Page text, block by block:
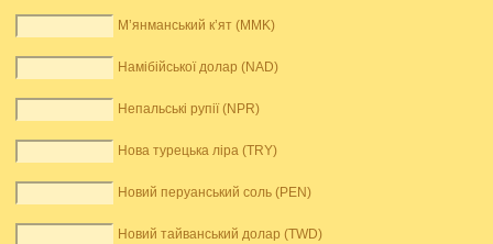
М’янманський к’ят (MMK)
Намібійської долар (NAD)
Непальські рупії (NPR)
Нова турецька ліра (TRY)
Новий перуанський соль (PEN)
Новий тайванський долар (TWD)